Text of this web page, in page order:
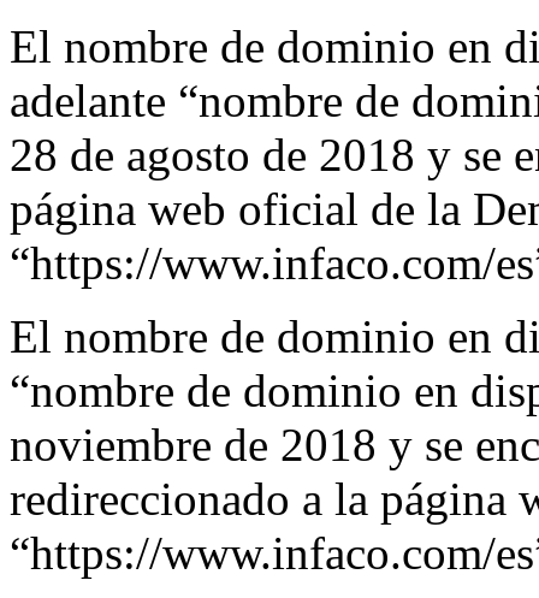
El nombre de dominio en
adelante “nombre de
28 de agosto de 2018 y se
página web oficial de la
“https://www.infaco.com/
El nombre de dominio en
“nombre de dominio en
noviembre de 2018 y se
redireccionado a la página
“https://www.infaco.com/